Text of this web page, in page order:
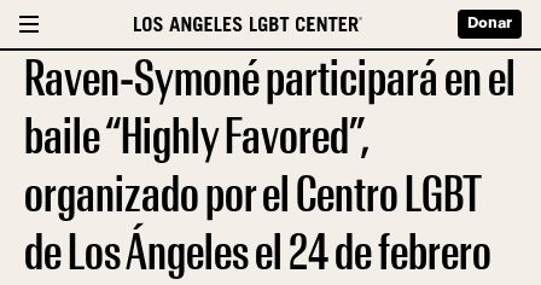
Donar
Raven-Symoné participará en el
baile “Highly Favored”,
organizado por el Centro LGBT
de Los Ángeles el 24 de febrero